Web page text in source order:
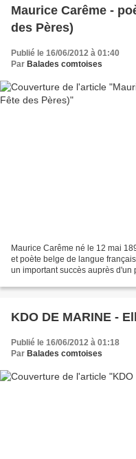
Maurice Carême -
des Pères)
Publié le 16/06/2012 à 01:40
Par Balades comtoises
Maurice Carême né le 12 mai
et poète belge de langue
un important succès auprès d'un
KDO DE MARINE -
Publié le 16/06/2012 à 01:18
Par Balades comtoises